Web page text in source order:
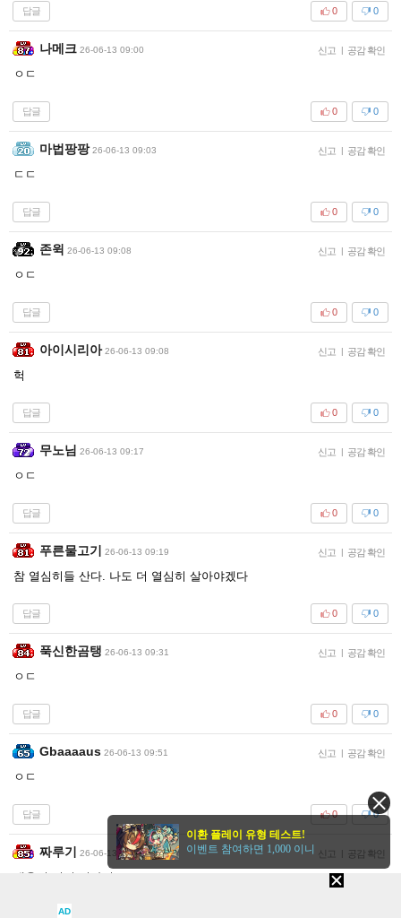
답글 0
0
나메크 26-06-13 09:00 신고 | 공감 확인
ㅇㄷ
답글 0
0
마법팡팡 26-06-13 09:03 신고 | 공감 확인
ㄷㄷ
답글 0
0
존윅 26-06-13 09:08 신고 | 공감 확인
ㅇㄷ
답글 0
0
아이시리아 26-06-13 09:08 신고 | 공감 확인
헉
답글 0
0
무노님 26-06-13 09:17 신고 | 공감 확인
ㅇㄷ
답글 0
0
푸른물고기 26-06-13 09:19 신고 | 공감 확인
참 열심히들 산다. 나도 더 열심히 살아야겠다
답글 0
0
푹신한곰탱 26-06-13 09:31 신고 | 공감 확인
ㅇㄷ
답글 0
0
Gbaaaaus 26-06-13 09:51 신고 | 공감 확인
ㅇㄷ
답글 0
0
짜루기 26-06-13 10:30 신고 | 공감 확인
새옴이 여기 끼다니 ㅋㅋㅋㅋ
AD
이환 플레이 유형 테스트!
이벤트 참여하면 1,000 이니